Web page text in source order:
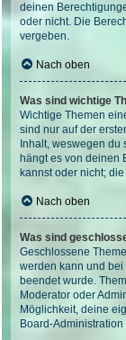
deinen
oder nicht. Die
vergeben.
Nach oben
Was sind wichtige
Wichtige Themen
sind nur auf der
Inhalt, weswegen
hängt es von deinen
kannst oder nicht;
Nach oben
Was sind
Geschlossene
werden kann und
beendet wurde.
Moderator oder
Möglichkeit, deine
Board-